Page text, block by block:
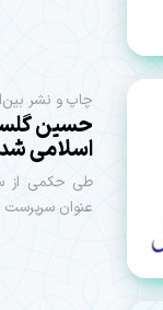
چاپ و نشر
حسین
اسلامی
طی حکمی از
عنوان